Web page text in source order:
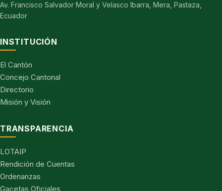
Av. Francisco Salvador Moral y Velasco Ibarra, Mera, Pastaza,
Ecuador
INSTITUCIÓN
El Cantón
Concejo Cantonal
Directorio
Misión y Visión
TRANSPARENCIA
LOTAIP
Rendición de Cuentas
Ordenanzas
Gacetas Oficiales